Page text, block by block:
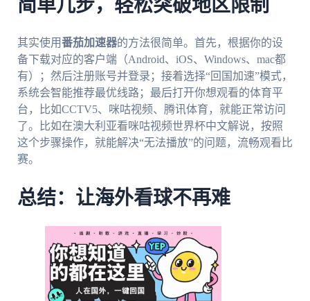
简单几步，轻松突破地区限制
其实使用番茄加速器的方法很简单。首先，根据你的设
备下载对应的客户端（Android、iOS、Windows、mac都
有）；然后注册账号并登录；接着选择“回国加速”模式，
系统会智能推荐最优线路；最后打开你想观看的体育平
台，比如CCTV5、咪咕视频、腾讯体育，就能正常访问
了。比如在澳大利亚看咪咕视频世界杯中文解说，按照
这个步骤操作，就能解决“无法播放”的问题，流畅观看比
赛。
总结：让海外看球不再难